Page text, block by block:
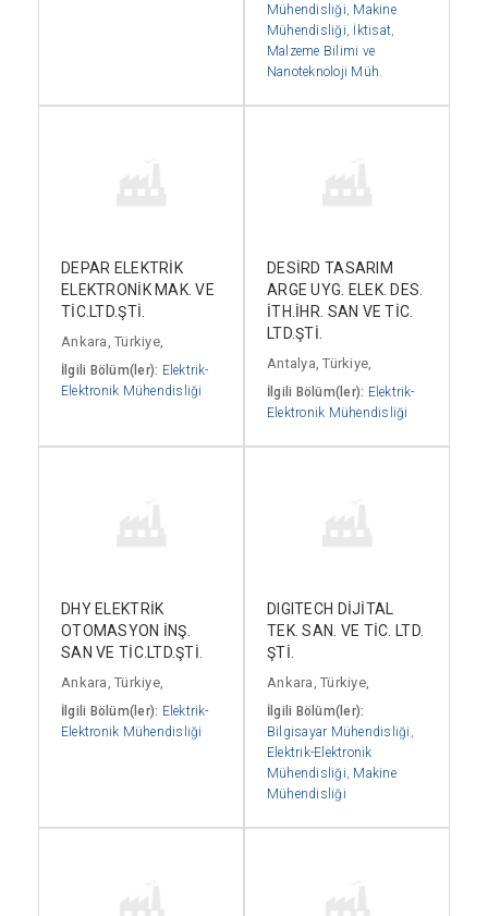
Mühendisliği, Makine
Mühendisliği, İktisat,
Malzeme Bilimi ve
Nanoteknoloji Müh.
DEPAR ELEKTRİK
ELEKTRONİK MAK. VE
TİC.LTD.ŞTİ.
Ankara, Türkiye,
İlgili Bölüm(ler): Elektrik-
Elektronik Mühendisliği
DESİRD TASARIM
ARGE UYG. ELEK. DES.
İTH.İHR. SAN VE TİC.
LTD.ŞTİ.
Antalya, Türkiye,
İlgili Bölüm(ler): Elektrik-
Elektronik Mühendisliği
DHY ELEKTRİK
OTOMASYON İNŞ.
SAN VE TİC.LTD.ŞTİ.
Ankara, Türkiye,
İlgili Bölüm(ler): Elektrik-
Elektronik Mühendisliği
DIGITECH DİJİTAL
TEK. SAN. VE TİC. LTD.
ŞTİ.
Ankara, Türkiye,
İlgili Bölüm(ler):
Bilgisayar Mühendisliği ,
Elektrik-Elektronik
Mühendisliği, Makine
Mühendisliği